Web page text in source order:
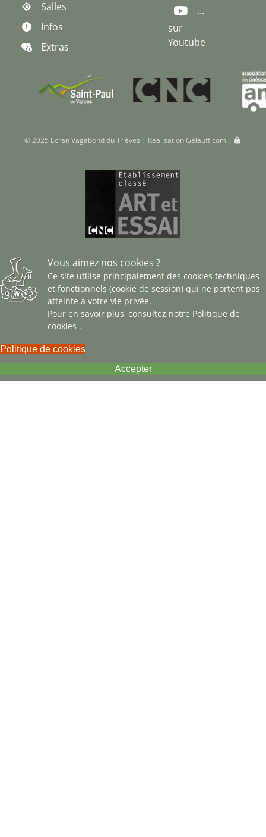
Salles
Infos
Extras
...
sur
Youtube
© 2025 Ecran Vagabond du Trièves | Réalisation Gelauff.com
Vous aimez nos cookies ?
Ce site utilise principalement des cookies techniques
et fonctionnels (cookie de session) qui ne portent pas
atteinte à votre vie privée.
Pour en savoir plus, consultez notre Politique de
cookies .
Politique de cookies
Accepter